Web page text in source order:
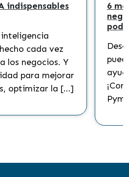
indispensables
cada vez
los negocios. Y
para mejorar
optimizar la […]
6